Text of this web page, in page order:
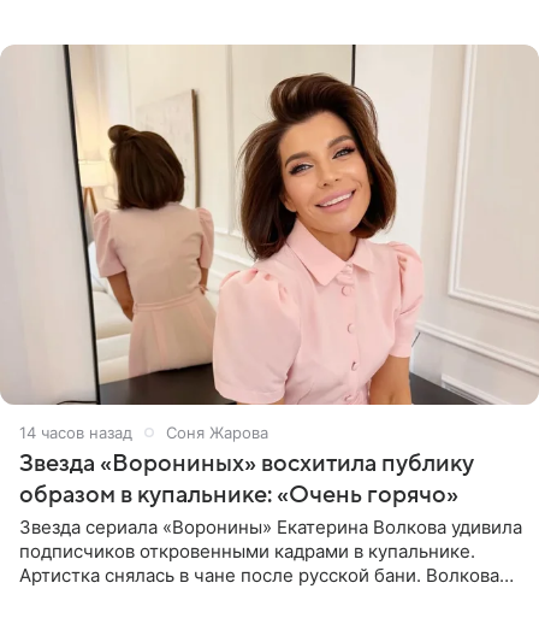
14 часов назад Соня Жарова
Звезда «Ворониных» восхитила публику
образом в купальнике: «Очень горячо»
Звезда сериала «Воронины» Екатерина Волкова удивила
подписчиков откровенными кадрами в купальнике.
Артистка снялась в чане после русской бани. Волкова